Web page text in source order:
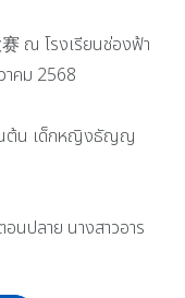
ณ​ โรงเรียนช่องฟ้า​
าคม​ 2568
นต้น เด็กหญิง​ธัญญ
นปลาย​ นางสาวอาร